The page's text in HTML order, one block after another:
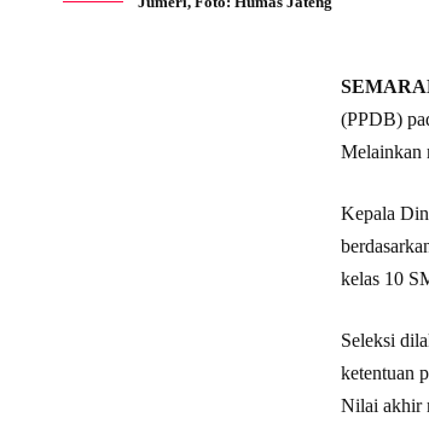
(PPDB)
Melainkan
Kepala
kelas 10
Seleksi
ketentuan
Nilai akhir